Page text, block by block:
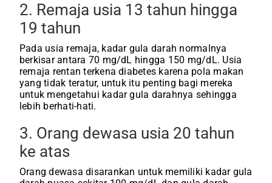
2. Remaja usia 13 tahun hingga
19 tahun
Pada usia remaja, kadar gula darah normalnya
berkisar antara 70 mg/dL hingga 150 mg/dL. Usia
remaja rentan terkena diabetes karena pola makan
yang tidak teratur, untuk itu penting bagi mereka
untuk mengetahui kadar gula darahnya sehingga
lebih berhati-hati.
3. Orang dewasa usia 20 tahun
ke atas
Orang dewasa disarankan untuk memiliki kadar gula